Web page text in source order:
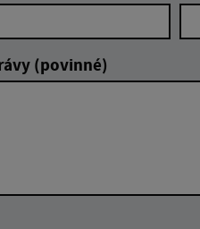
(povinné)